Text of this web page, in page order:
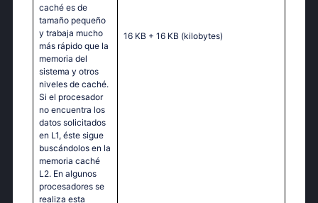
caché es de
tamaño pequeño
y trabaja mucho
más rápido que la
memoria del
sistema y otros
niveles de caché.
Si el procesador
no encuentra los
datos solicitados
en L1, éste sigue
buscándolos en la
memoria caché
L2. En algunos
procesadores se
realiza esta
16 KB + 16 KB (kilobytes)